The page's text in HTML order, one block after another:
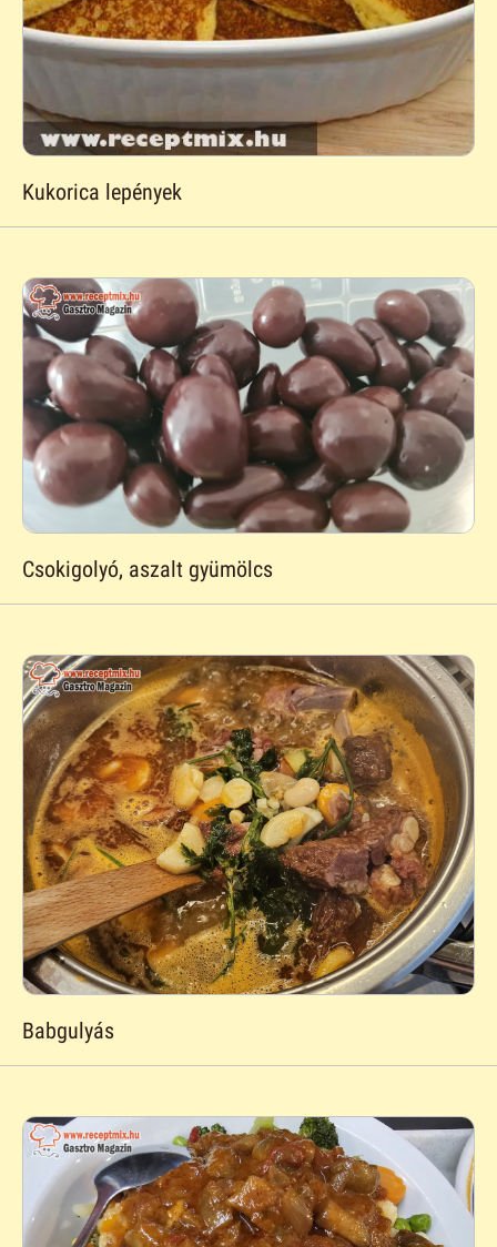
Kukorica lepények
Csokigolyó, aszalt gyümölcs
Babgulyás